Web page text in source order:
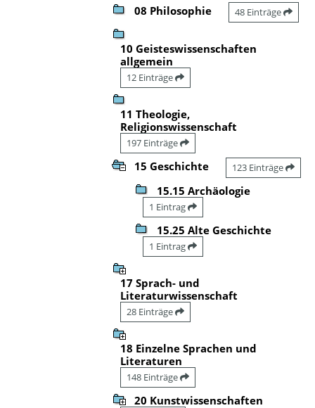
08 Philosophie 48 Einträge
10 Geisteswissenschaften
allgemein
12 Einträge
11 Theologie,
Religionswissenschaft
197 Einträge
15 Geschichte 123 Einträge
15.15 Archäologie
1 Eintrag
15.25 Alte Geschichte
1 Eintrag
17 Sprach- und
Literaturwissenschaft
28 Einträge
18 Einzelne Sprachen und
Literaturen
148 Einträge
20 Kunstwissenschaften